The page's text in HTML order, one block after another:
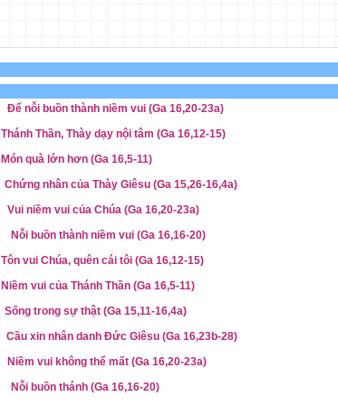
Để nỗi buồn thành niềm vui (Ga 16,20-23a)
Thánh Thần, Thày dạy nội tâm (Ga 16,12-15)
Món quà lớn hơn (Ga 16,5-11)
Chứng nhân của Thày Giêsu (Ga 15,26-16,4a)
Vui niềm vui của Chúa (Ga 16,20-23a)
Nỗi buồn thành niềm vui (Ga 16,16-20)
Tôn vui Chúa, quên cái tôi (Ga 16,12-15)
Niềm vui của Thánh Thần (Ga 16,5-11)
Sống trong sự thật (Ga 15,11-16,4a)
Cầu xin nhân danh Đức Giêsu (Ga 16,23b-28)
Niềm vui không thể mất (Ga 16,20-23a)
Nỗi buồn thánh (Ga 16,16-20)